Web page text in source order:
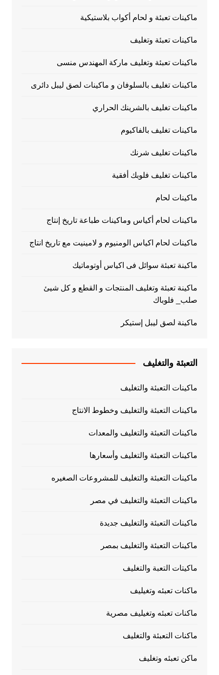
ماكينات تعبئة و لحام أكواب بلاستيكية
ماكينات تعبئة وتغليف
ماكينات تعبئة وتغليف ماركة المهندس منسى
ماكينات تغليف بالسلوفان و ماكينات لصق ليبل دائرى
ماكينات تغليف بالشرينك الحراري
ماكينات تغليف بالفاكيوم
ماكينات تغليف شرنك
ماكينات تغليف فلوبك أفقية
ماكينات لحام
ماكينات لحام أكياس وماكينات طباعة تاريخ إنتاج
ماكينات لحام اكياس الومنيوم و لامينيت مع تاريخ انتاج
ماكينة تعبئة سوائل فى اكياس أوتوماتيك
ماكينة تعبئة وتغليف المنتجات و القطع و كل شيئ
صلب_ فلوباك
ماكينة لصق ليبل إستيكر
التعبئة والتغليف
ماكينات التعبئة والتغليف
ماكينات التعبئة والتغليف وخطوط الانتاج
ماكينات التعبئة والتغليف والمعدات
ماكينات التعبئة والتغليف وأسعارها
ماكينات التعبئة والتغليف للمشروعات الصغيره
ماكينات التعبئة والتغليف في مصر
ماكينات التعبئة والتغليف جديدة
ماكينات التعبئة والتغليف بمصر
ماكيتات التعبة والتغليف
ماكنات تعبئه وتغيليف
ماكنات تعبئه وتغيليف مصرية
ماكنات التعبئة والتغليف
ماكن تعبئه وتغليف